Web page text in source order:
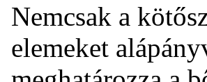
Nemcsak a
elemeket